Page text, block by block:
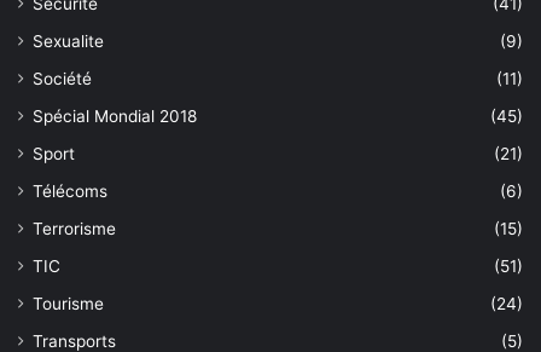
Sexualite
(9)
Société
(11)
Spécial Mondial 2018
(45)
Sport
(21)
Télécoms
(6)
Terrorisme
(15)
TIC
(51)
Tourisme
(24)
Transports
(5)